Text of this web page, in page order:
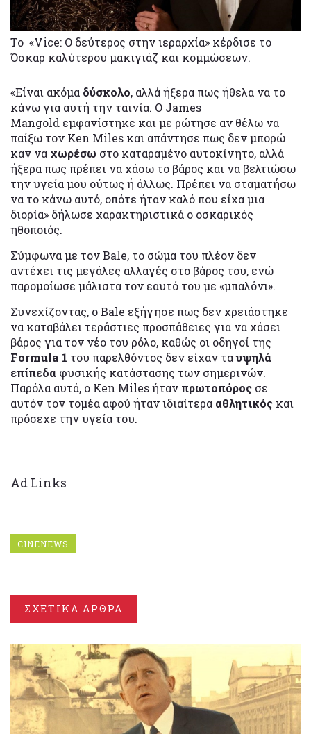
Το «Vice: O δεύτερος στην ιεραρχία» κέρδισε το
Όσκαρ καλύτερου μακιγιάζ και κομμώσεων.
«Είναι ακόμα δύσκολο, αλλά ήξερα πως ήθελα να το
κάνω για αυτή την ταινία. Ο James
Mangold εμφανίστηκε και με ρώτησε αν θέλω να
παίξω τον Ken Miles και απάντησε πως δεν μπορώ
καν να χωρέσω στο καταραμένο αυτοκίνητο, αλλά
ήξερα πως πρέπει να χάσω το βάρος και να βελτιώσω
την υγεία μου ούτως ή άλλως. Πρέπει να σταματήσω
να το κάνω αυτό, οπότε ήταν καλό που είχα μια
διορία» δήλωσε χαρακτηριστικά ο οσκαρικός
ηθοποιός.
Σύμφωνα με τον Bale, το σώμα του πλέον δεν
αντέχει τις μεγάλες αλλαγές στο βάρος του, ενώ
παρομοίωσε μάλιστα τον εαυτό του με «μπαλόνι».
Συνεχίζοντας, ο Bale εξήγησε πως δεν χρειάστηκε
να καταβάλει τεράστιες προσπάθειες για να χάσει
βάρος για τον νέο του ρόλο, καθώς οι οδηγοί της
Formula 1 του παρελθόντος δεν είχαν ταυψηλά
επίπεδα φυσικής κατάστασης των σημερινών.
Παρόλα αυτά, ο Ken Miles ήταν πρωτοπόρος σε
αυτόν τον τομέα αφού ήταν ιδιαίτερα αθλητικός και
πρόσεχε την υγεία του.
Ad Links
CINENEWS
ΣΧΕΤΙΚΑ ΑΡΘΡΑ